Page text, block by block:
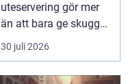
uteservering gör mer
än att bara ge skugga.
Det påverkar hur länge
gäs...
30 juli 2026